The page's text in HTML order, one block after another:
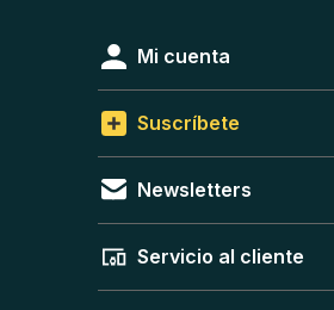
Mi cuenta
Suscríbete
Newsletters
Servicio al cliente